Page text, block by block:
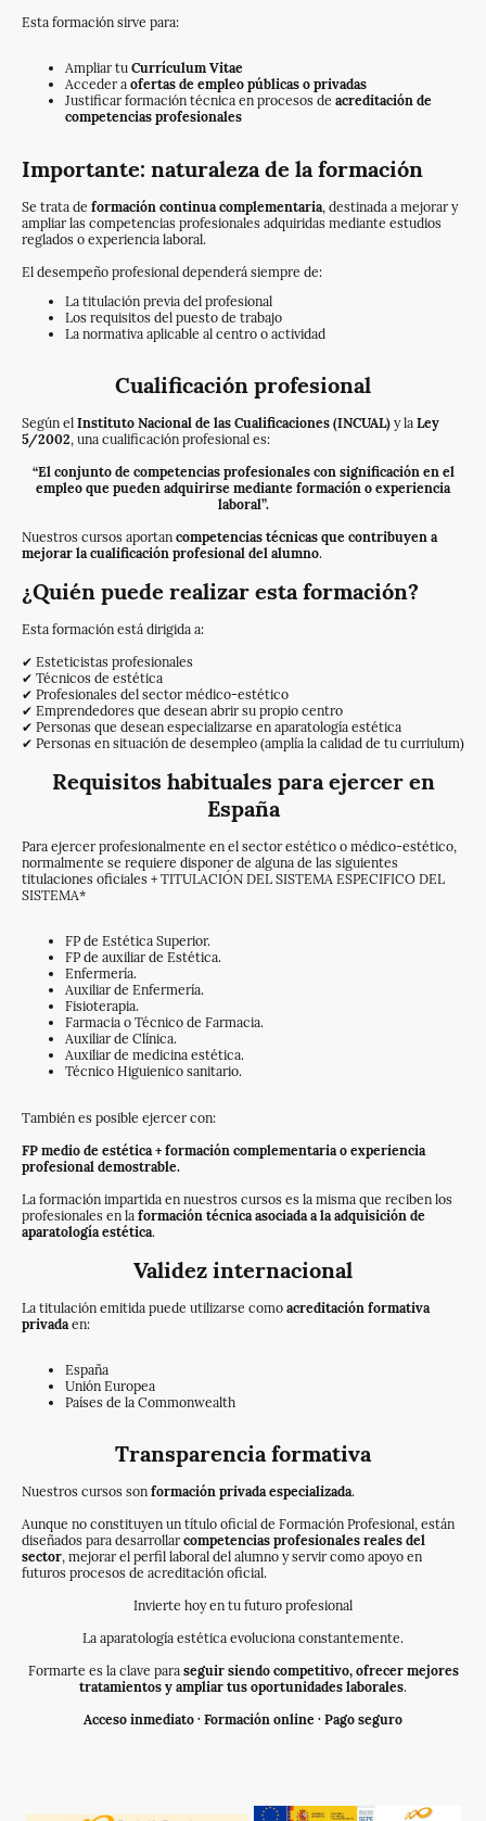
Esta formación sirve para:
Ampliar tu Currículum Vitae
Acceder a ofertas de empleo públicas o privadas
Justificar formación técnica en procesos de acreditación de
competencias profesionales
Importante: naturaleza de la formación
Se trata de formación continua complementaria, destinada a mejorar y
ampliar las competencias profesionales adquiridas mediante estudios
reglados o experiencia laboral.
El desempeño profesional dependerá siempre de:
La titulación previa del profesional
Los requisitos del puesto de trabajo
La normativa aplicable al centro o actividad
Cualificación profesional
Según el Instituto Nacional de las Cualificaciones (INCUAL) y la Ley
5/2002, una cualificación profesional es:
“El conjunto de competencias profesionales con significación en el
empleo que pueden adquirirse mediante formación o experiencia
laboral”.
Nuestros cursos aportan competencias técnicas que contribuyen a
mejorar la cualificación profesional del alumno.
¿Quién puede realizar esta formación?
Esta formación está dirigida a:
✔ Esteticistas profesionales
✔ Técnicos de estética
✔ Profesionales del sector médico-estético
✔ Emprendedores que desean abrir su propio centro
✔ Personas que desean especializarse en aparatología estética
✔ Personas en situación de desempleo (amplía la calidad de tu curriulum)
Requisitos habituales para ejercer en
España
Para ejercer profesionalmente en el sector estético o médico-estético,
normalmente se requiere disponer de alguna de las siguientes
titulaciones oficiales + TITULACIÓN DEL SISTEMA ESPECIFICO DEL
SISTEMA*
FP de Estética Superior.
FP de auxiliar de Estética.
Enfermería.
Auxiliar de Enfermería.
Fisioterapia.
Farmacia o Técnico de Farmacia.
Auxiliar de Clínica.
Auxiliar de medicina estética.
Técnico Higuienico sanitario.
También es posible ejercer con:
FP medio de estética + formación complementaria o experiencia
profesional demostrable.
La formación impartida en nuestros cursos es la misma que reciben los
profesionales en la formación técnica asociada a la adquisición de
aparatología estética.
Validez internacional
La titulación emitida puede utilizarse como acreditación formativa
privada en:
España
Unión Europea
Países de la Commonwealth
Transparencia formativa
Nuestros cursos son formación privada especializada.
Aunque no constituyen un título oficial de Formación Profesional, están
diseñados para desarrollar competencias profesionales reales del
sector, mejorar el perfil laboral del alumno y servir como apoyo en
futuros procesos de acreditación oficial.
Invierte hoy en tu futuro profesional
La aparatología estética evoluciona constantemente.
Formarte es la clave para seguir siendo competitivo, ofrecer mejores
tratamientos y ampliar tus oportunidades laborales.
Acceso inmediato · Formación online · Pago seguro